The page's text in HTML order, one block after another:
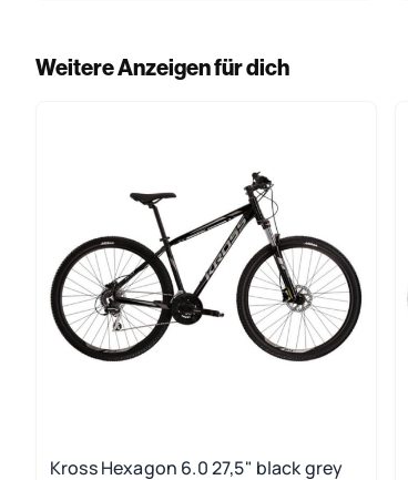
Weitere Anzeigen für dich
Kross Hexagon 6.0 27,5" black grey